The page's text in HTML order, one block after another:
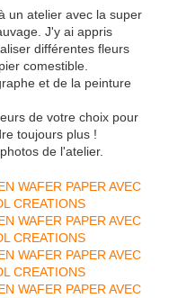
un atelier avec la super
J'y ai appris
différentes fleurs
comestible.
et de la peinture
de votre choix pour
toujours plus !
de l'atelier.